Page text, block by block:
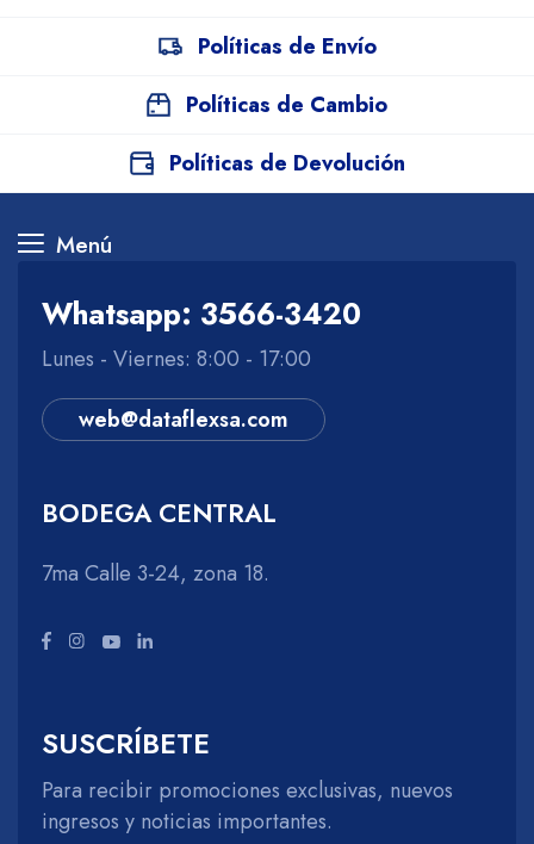
Políticas de Envío
Políticas de Cambio
Políticas de Devolución
Menú
Whatsapp: 3566-3420
Lunes - Viernes: 8:00 - 17:00
web@dataflexsa.com
BODEGA CENTRAL
7ma Calle 3-24, zona 18.
SUSCRÍBETE
Para recibir promociones exclusivas, nuevos
ingresos y noticias importantes.